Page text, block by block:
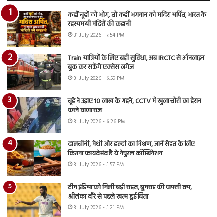
कहीं चूहों को भोग, तो कहीं भगवान को मदिरा अर्पित, भारत के
रहस्यमयी मंदिरों की कहानी
31 July 2026 - 7:54 PM
Train यात्रियों के लिए बड़ी सुविधा, अब IRCTC से ऑनलाइन
बुक कर सकेंगे एक्सेस लगेज
31 July 2026 - 6:59 PM
चूहे ने उड़ाए 10 लाख के गहने, CCTV में खुला चोरी का हैरान
करने वाला राज
31 July 2026 - 6:26 PM
दालचीनी, मेथी और हल्दी का मिश्रण, जानें सेहत के लिए
कितना फायदेमंद है ये नेचुरल कॉम्बिनेशन
31 July 2026 - 5:57 PM
टीम इंडिया को मिली बड़ी राहत, बुमराह की वापसी तय,
श्रीलंका दौरे से पहले खत्म हुई चिंता
31 July 2026 - 5:21 PM